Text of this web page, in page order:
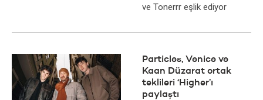
ve Tonerrr eşlik ediyor
Particles, Venice ve
Kaan Düzarat ortak
teklileri ‘Higher’ı
paylaştı